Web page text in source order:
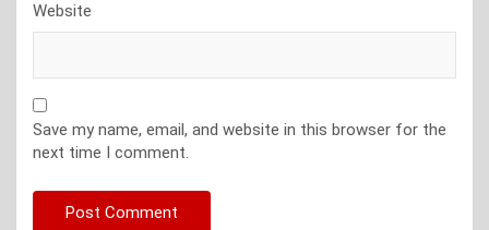
Website
Save my name, email, and website in this browser for the
next time I comment.